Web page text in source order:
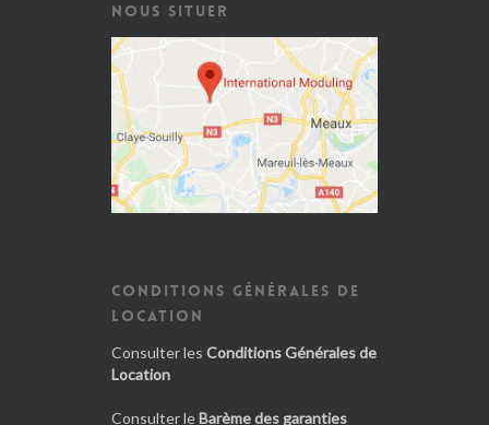
NOUS SITUER
CONDITIONS GÉNÉRALES DE
LOCATION
Consulter les Conditions Générales de
Location
Consulter le Barème des garanties